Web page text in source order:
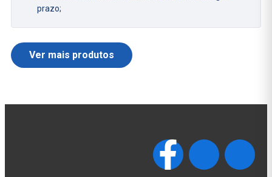
prazo;
Ver mais produtos